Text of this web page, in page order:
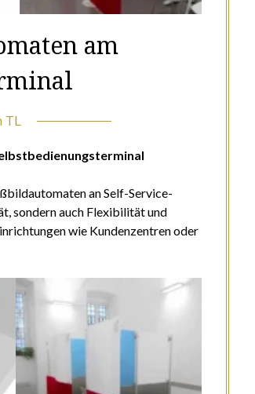
am
TL
an Self-Service-
sondern auch Flexibilität und
wie Kundenzentren oder